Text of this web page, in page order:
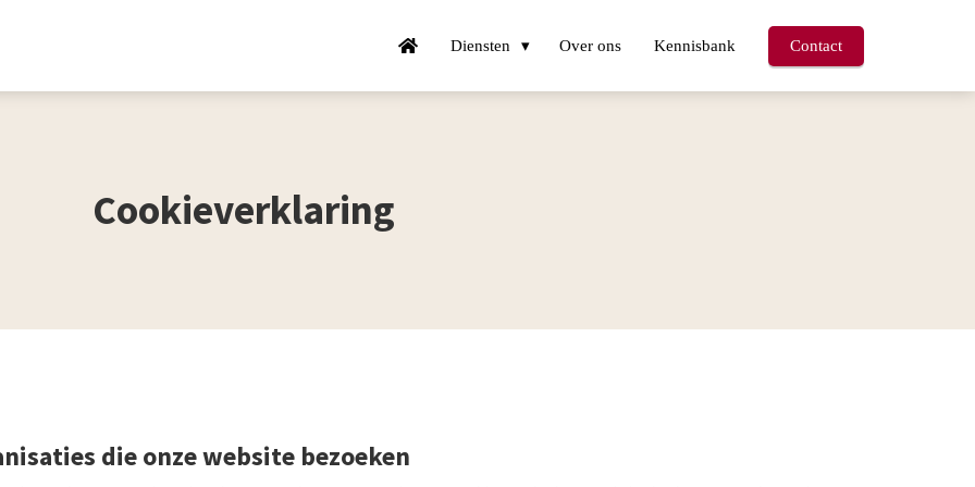
Diensten Over ons Kennisbank Contact
Cookieverklaring
die onze website bezoeken